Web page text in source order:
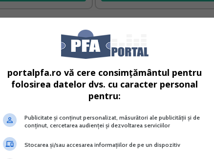
inscrisa drept activitate principala sau secundara,
de scurta durata";
portalpfa.ro vă cere consimțământul pentru
folosirea datelor dvs. cu caracter personal
pentru:
Publicitate și conținut personalizat, măsurători ale publicității și de
conținut, cercetarea audienței și dezvoltarea serviciilor
Stocarea și/sau accesarea informațiilor de pe un dispozitiv